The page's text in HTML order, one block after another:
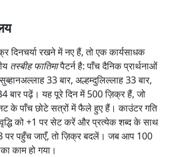
दिनचर्या रखने में नए हैं, तो एक कार्यसाधक
तस्बीह फातिमापैटर्न है: पाँच दैनिक प्रार्थनाओं
33 बार, अल्हम्दुलिल्लाह 33 बार,
बार पढ़ें। यह पूरे दिन में 500 ज़िक्र हैं, जो
के पाँच छोटे सत्रों में फैले हुए हैं। काउंटर गति
को +1 पर सेट करें और प्रत्येक शब्द के साथ
पहुँच जाएँ, तो ज़िक्र बदलें। जब आप 100
काम हो गया।